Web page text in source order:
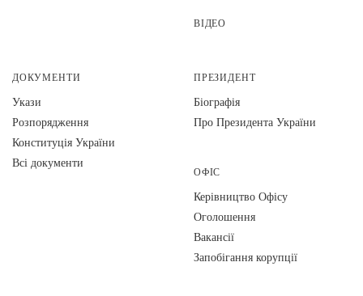
ВІДЕО
ДОКУМЕНТИ
Укази
Розпорядження
Конституція України
Всі документи
ПРЕЗИДЕНТ
Біографія
Про Президента України
ОФІС
Керівництво Офісу
Оголошення
Вакансії
Запобігання корупції